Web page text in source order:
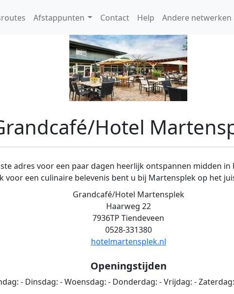
Afstappunten Contact Help Andere netwerken
Hotel
adres voor een paar dagen heerlijk ontspannen midden
voor een culinaire belevenis bent u bij Martensplek op het
Grandcafé/Hotel Martensplek
Haarweg 22
7936TP Tiendeveen
0528-331380
hotelmartensplek.nl
Openingstijden
- Dinsdag: -Woensdag: - Donderdag: -Vrijdag: -Zaterdag: